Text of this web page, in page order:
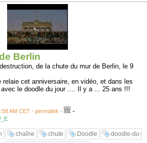
Berlin
de la chute du mur de Berlin, le 9
relaie cet anniversaire, en vidéo, et dans les
le doodle du jour .... Il y a ... 25 ans !!!
AM CET - permalink - -
chaîne chute Doodle
doodle-du-